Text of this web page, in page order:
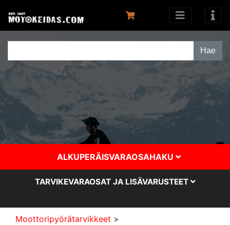
ALKUPERÄISVARAOSAHAKU
TARVIKEVARAOSAT JA LISÄVARUSTEET
Moottoripyörätarvikkeet >